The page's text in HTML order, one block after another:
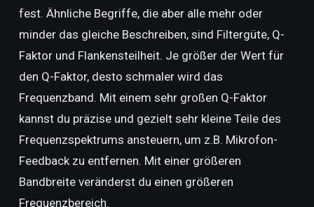
fest. Ähnliche Begriffe, die aber alle mehr oder
minder das gleiche Beschreiben, sind Filtergüte, Q-
Faktor und Flankensteilheit. Je größer der Wert für
den Q-Faktor, desto schmaler wird das
Frequenzband. Mit einem sehr großen Q-Faktor
kannst du präzise und gezielt sehr kleine Teile des
Frequenzspektrums ansteuern, um z.B. Mikrofon-
Feedback zu entfernen. Mit einer größeren
Bandbreite veränderst du einen größeren
Frequenzbereich.